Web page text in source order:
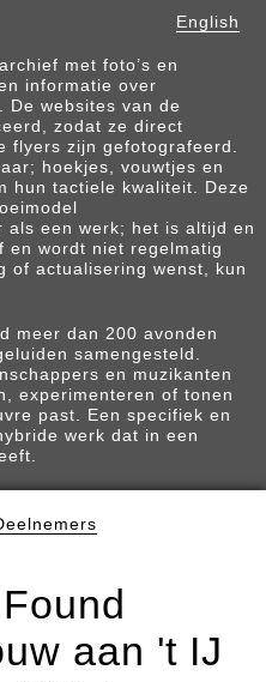
English
met foto’s en
informatie over
De websites van de
zodat ze direct
flyers zijn gefotografeerd.
hoekjes, vouwtjes en
hun tactiele kwaliteit. Deze
als een werk; het is altijd en
en wordt niet regelmatig
of actualisering wenst, kun
meer dan 200 avonden
samengesteld.
en muzikanten
experimenteren of tonen
past. Een specifiek en
werk dat in een
aan 't IJ